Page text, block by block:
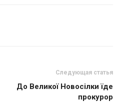
Следующая статья
До Великої Новосілки їде
прокурор